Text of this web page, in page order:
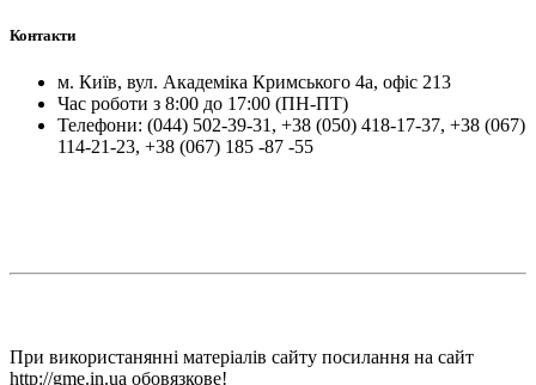
Контакти
м. Київ, вул. Академіка Кримського 4а, офіс 213
Час роботи з 8:00 до 17:00 (ПН-ПТ)
Телефони: (044) 502-39-31 , +38 (050) 418-17-37, +38 (067)
114-21-23, +38 (067) 185 -87 -55
При використанянні матеріалів сайту посилання на сайт
http://gme.in.ua обовязкове!